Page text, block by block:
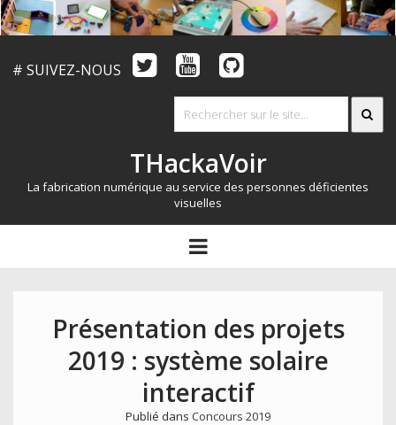
# SUIVEZ-NOUS
THackaVoir
La fabrication numérique au service des personnes déficientes
visuelles
ARTICLES
LE CONCOURS
RESSOURCES
CONTACT
open
menu
Présentation des projets
2019 : système solaire
interactif
Publié dans Concours 2019